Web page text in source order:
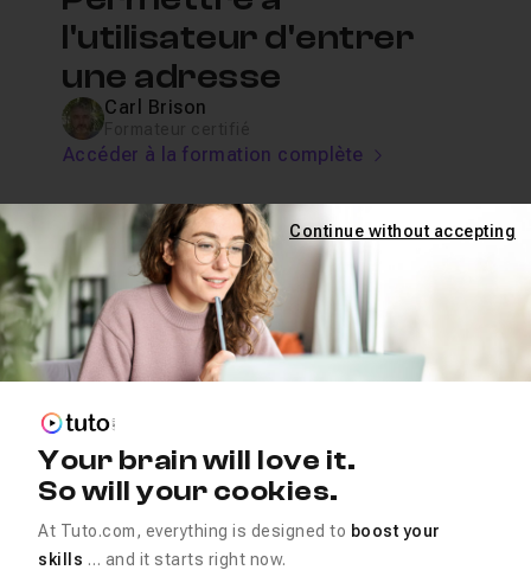
l'utilisateur d'entrer
une adresse
Carl Brison
Accéder à la formation complète